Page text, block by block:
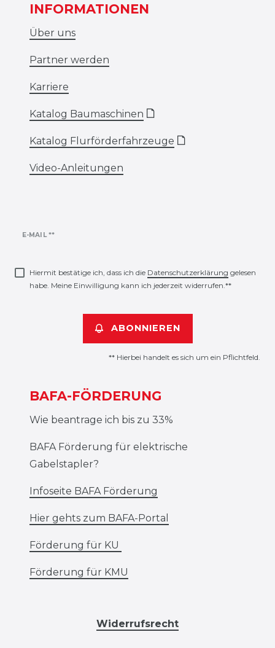
INFORMATIONEN
Über uns
Partner werden
Karriere
Katalog Baumaschinen 🗋
Katalog Flurförderfahrzeuge 🗋
Video-Anleitungen
E-MAIL **
Newsletter
Hiermit bestätige ich, dass ich die Daten­schutz­erklärung gelesen
habe. Meine Einwilligung kann ich jederzeit widerrufen.**
ABONNIEREN
** Hierbei handelt es sich um ein Pflichtfeld.
BAFA-FÖRDERUNG
Wie beantrage ich bis zu 33%
BAFA Förderung für elektrische
Gabelstapler?
Infoseite BAFA Förderung
Hier gehts zum BAFA-Portal
Förderung für KU
Förderung für KMU
Widerrufsrecht